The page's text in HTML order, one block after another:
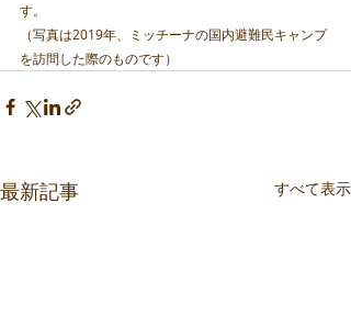
す。
（写真は2019年、ミッチーナの国内避難民キャンプ
を訪問した際のものです）
最新記事 すべて表示